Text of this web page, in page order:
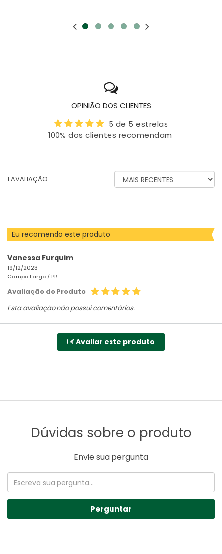
OPINIÃO DOS CLIENTES
5 de 5 estrelas
100% dos clientes recomendam
1 AVALIAÇÃO
ORDENAR
AVALIAÇÕES
Eu recomendo este produto
Vanessa Furquim
19/12/2023
Campo Largo / PR
Avaliação do Produto
Esta avaliação não possui comentários.
Avaliar este produto
Dúvidas sobre o produto
Envie sua pergunta
Perguntar